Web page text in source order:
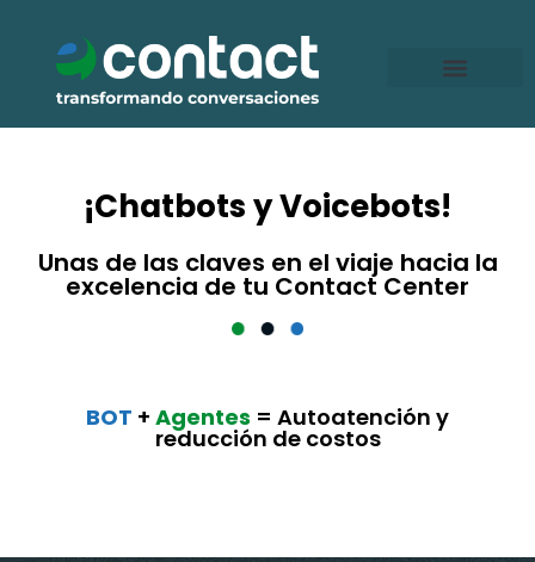
contenido
¡Chatbots y Voicebots!
Unas de las claves en el viaje hacia la
excelencia de tu Contact Center
BOT + Agentes = Autoatención y
reducción de costos